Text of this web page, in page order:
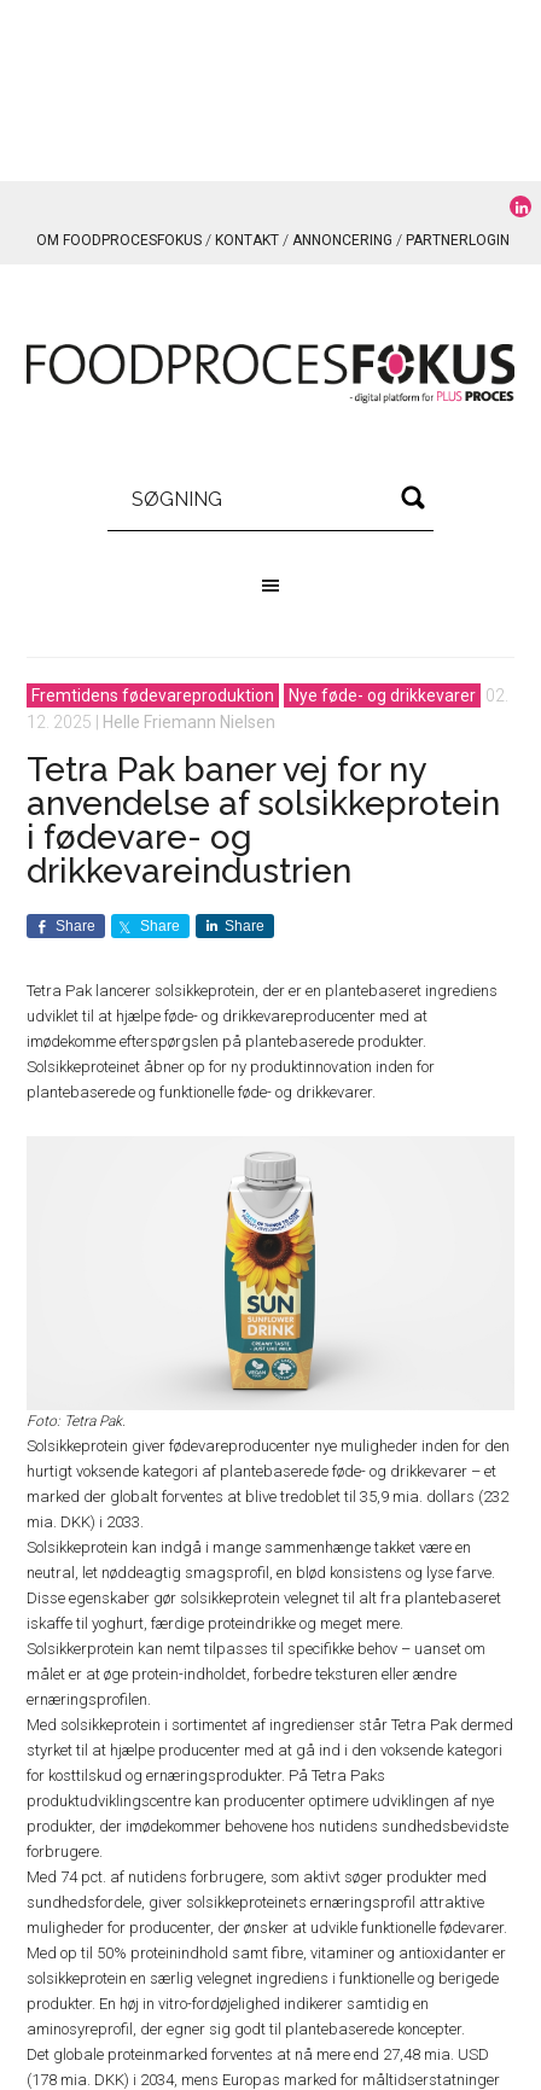
OM FOODPROCESFOKUS KONTAKT ANNONCERING PARTNERLOGIN
Fremtidens fødevareproduktion Nye føde- og drikkevarer 02.
12. 2025
Helle Friemann Nielsen
Tetra Pak baner vej for ny
anvendelse af solsikkeprotein
i fødevare- og
drikkevareindustrien
Share Share Share
Tetra Pak lancerer solsikkeprotein, der er en plantebaseret ingrediens
udviklet til at hjælpe føde- og drikkevareproducenter med at
imødekomme efterspørgslen på plantebaserede produkter.
Solsikkeproteinet åbner op for ny produktinnovation inden for
plantebaserede og funktionelle føde- og drikkevarer.
Foto: Tetra Pak.
Solsikkeprotein giver fødevareproducenter nye muligheder inden for den
hurtigt voksende kategori af plantebaserede føde- og drikkevarer – et
marked der globalt forventes at blive tredoblet til 35,9 mia. dollars (232
mia. DKK) i 2033.
Solsikkeprotein kan indgå i mange sammenhænge takket være en
neutral, let nøddeagtig smagsprofil, en blød konsistens og lyse farve.
Disse egenskaber gør solsikkeprotein velegnet til alt fra plantebaseret
iskaffe til yoghurt, færdige proteindrikke og meget mere.
Solsikkerprotein kan nemt tilpasses til specifikke behov – uanset om
målet er at øge protein-indholdet, forbedre teksturen eller ændre
ernæringsprofilen.
Med solsikkeprotein i sortimentet af ingredienser står Tetra Pak dermed
styrket til at hjælpe producenter med at gå ind i den voksende kategori
for kosttilskud og ernæringsprodukter. På Tetra Paks
produktudviklingscentre kan producenter optimere udviklingen af nye
produkter, der imødekommer behovene hos nutidens sundhedsbevidste
forbrugere.
Med 74 pct. af nutidens forbrugere, som aktivt søger produkter med
sundhedsfordele, giver solsikkeproteinets ernæringsprofil attraktive
muligheder for producenter, der ønsker at udvikle funktionelle fødevarer.
Med op til 50% proteinindhold samt fibre, vitaminer og antioxidanter er
solsikkeprotein en særlig velegnet ingrediens i funktionelle og berigede
produkter. En høj in vitro-fordøjelighed indikerer samtidig en
aminosyreprofil, der egner sig godt til plantebaserede koncepter.
Det globale proteinmarked forventes at nå mere end 27,48 mia. USD
(178 mia. DKK) i 2034, mens Europas marked for måltidserstatninger